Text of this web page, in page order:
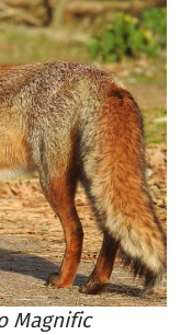
Magnific